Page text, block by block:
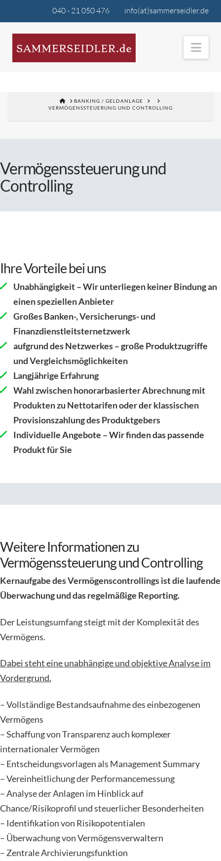
040 - 21 050 476 info(at)sammerseidler.de
BANKING / GELDANLAGE
VERMÖGENSSTEUERUNG UND CONTROLLING
Vermögenssteuerung und
Controlling
Ihre Vorteile bei uns
Unabhängigkeit – Wir unterliegen keiner Bindung an
einen speziellen Anbieter
Großes Banken-, Versicherungs- und
Finanzdienstleitsternetzwerk
aufgrund des Netzwerkes – große Produktzugriffe
und Vergleichsmöglichkeiten
Langjährige Erfahrung
Wahl zwischen honorarbasierter Abrechnung mit
Produkten zu Nettotarifen oder der klassischen
Provisionszahlung des Produktgebers
Individuelle Angebote – Wir finden das passende
Produkt für Sie
Weitere Informationen zu
Vermögenssteuerung und Controlling
Kernaufgabe des Vermögenscontrollings ist die laufende
Überwachung und das regelmäßige Reporting.
Der Leistungsumfang steigt mit der Komplexität des
Vermögens.
Dabei steht eine unabhängige und objektive Analyse im
Vordergrund.
– Vollständige Bestandsaufnahme des einbezogenen
Vermögens
– Schaffung von Transparenz auch komplexer
internationaler Vermögen
– Entscheidungsvorlagen als Management Summary
– Vereinheitlichung der Performancemessung
– Analyse der Anlagen im Hinblick auf
Chance/Risikoprofil und steuerlicher Besonderheiten
– Identifikation von Risikopotentialen
– Überwachung von Vermögensverwaltern
– Zentrale Archivierungsfunktion